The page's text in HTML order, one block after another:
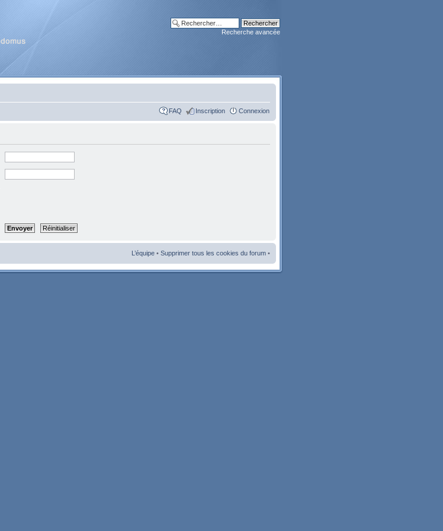
Recherche avancée
FAQ Inscription Connexion
L’équipe • Supprimer tous les cookies du forum •